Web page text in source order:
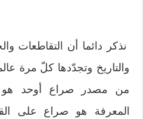
نذكر دائما أن التقاطعات
والتاريخ وتجدّدها كلّ مرة
من مصدر صراع أوحد هو
المعرفة هو صراع على